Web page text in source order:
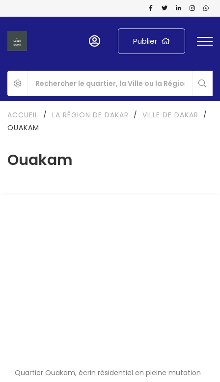
Publier
Ouakam
ACCUEIL / LA RÉGION DE DAKAR / VILLE DE DAKAR
/
OUAKAM
Quartier Ouakam, écrin résidentiel en pleine mutation